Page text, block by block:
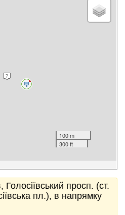
100 m
300 ft
просп. (ст.
пл.), в напрямку